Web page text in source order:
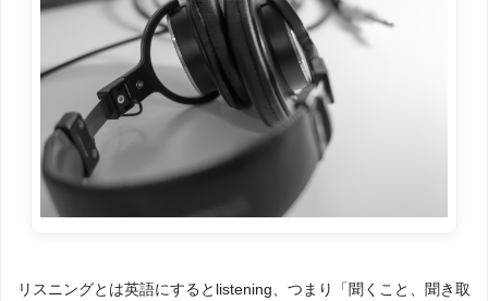
リスニングとは英語にするとlistening、つまり「聞くこと、聞き取